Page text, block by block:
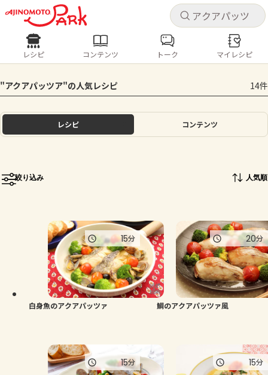
キャ
ログインするとレシピを保存できます
ログイン
ホーム
トーク
よくあるお問い合わせ
お買い物
キャ
レシピ コンテンツ
人気の食材・レシピ
きゅうり なす トマト とうもろこし
ピーマン
レシピ コンテンツ トーク マイレシピ
"アクアパッツア"の人気レシピ 14件
レシピ コンテンツ
絞り込み 人気順
白身魚のアクアパッツァ
15分
鯛のアクアパッツァ風
20分
15分 15分